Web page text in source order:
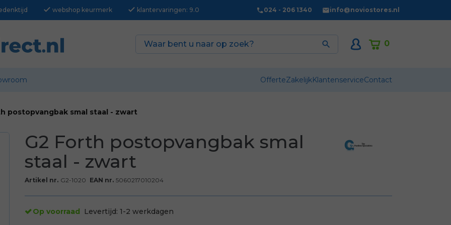
check webshop keurmerk check klantervaringen: 9.0 024 - 206 1340 info@noviostores.nl
0

OfferteZakelijkKlantenserviceContact
postopvangbak smal staal - zwart
G2 Forth postopvangbak smal
staal - zwart
Artikel nr. G2-1020 EAN nr. 5060217010204
Op voorraad Levertijd: 1-2 werkdagen